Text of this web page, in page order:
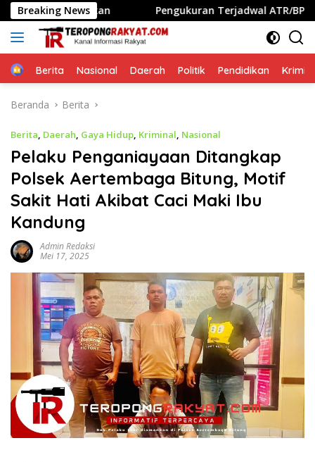
Langsung
ke
konten
Breaking NewsPengukuran Terjadwal ATR/BPN Beri
HomeBerita Nasional Daerah Politik Pendidikan
Beranda Berita
Berita, Daerah, Gaya Hidup, Kriminal, Nasional
Pelaku Penganiayaan Ditangkap
Polsek Aertembaga Bitung, Motif
Sakit Hati Akibat Caci Maki Ibu
Kandung
Admin Redaksi
Mei 17, 2025